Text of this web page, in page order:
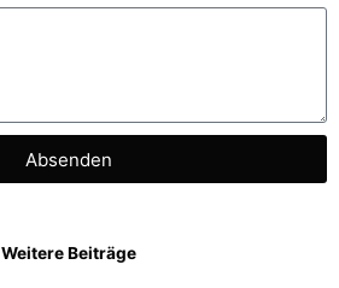
Absenden
Weitere Beiträge